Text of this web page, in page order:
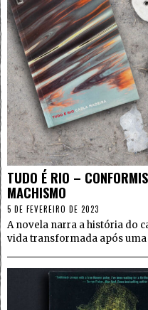
TUDO É RIO –
MACHISMO
5 DE FEVEREIRO DE 2023
A novela narra a história do
vida transformada após